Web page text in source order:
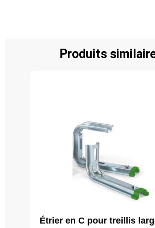
Produits
Étrier en C pour treillis